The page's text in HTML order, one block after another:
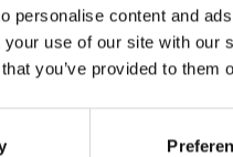
personalise content and
your use of our site with
you’ve provided to